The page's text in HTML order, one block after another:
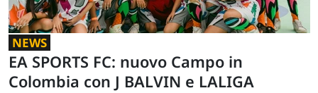
NEWS
EA SPORTS FC: nuovo Campo in
Colombia con J BALVIN e LALIGA